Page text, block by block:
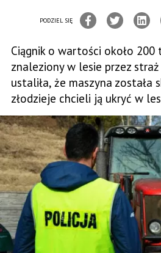
PODZIEL SIĘ
Ciągnik o wartości około 200
znaleziony w lesie przez
ustaliła, że maszyna została
złodzieje chcieli ją ukryć w